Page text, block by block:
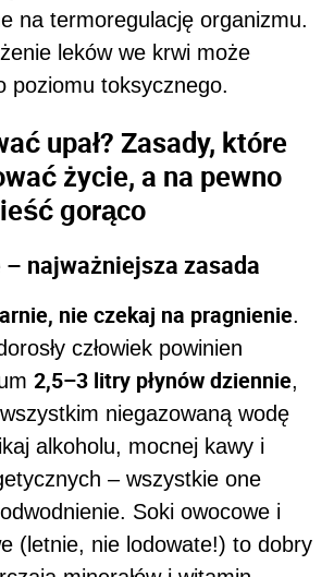
na termoregulację organizmu.
leków we krwi może
poziomu toksycznego.
upał? Zasady, które
życie, a na pewno
gorąco
najważniejsza zasada
nie czekaj na pragnienie.
człowiek powinien
2,5–3 litry płynów dziennie,
niegazowaną wodę
alkoholu, mocnej kawy i
– wszystkie one
Soki owocowe i
(letnie, nie lodowate!) to dobry